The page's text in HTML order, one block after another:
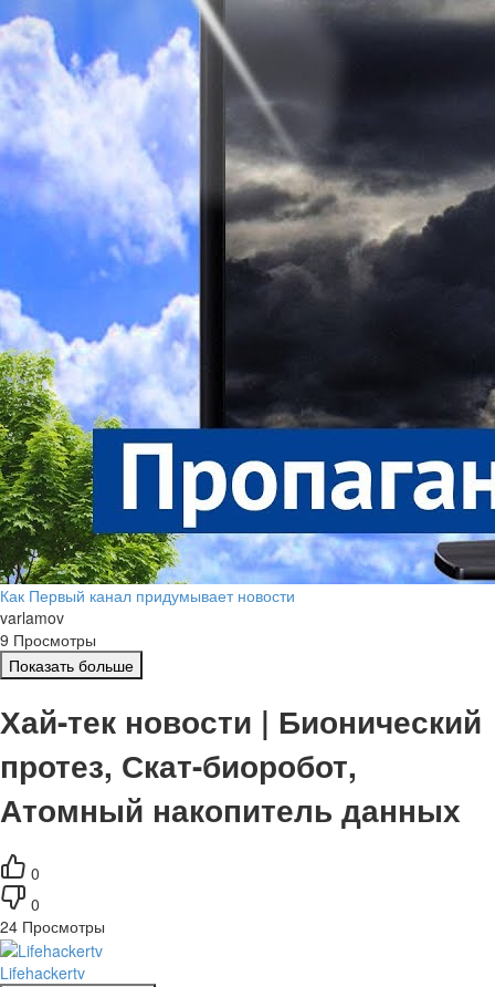
Как Первый канал придумывает новости
varlamov
9 Просмотры
Показать больше
Хай-тек новости | Бионический
протез, Скат-биоробот,
Атомный накопитель данных
0
0
24 Просмотры
Lifehackertv